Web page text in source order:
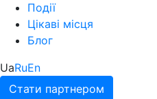
Події
Цікаві місця
Блог
UaRuEn
Стати партнером